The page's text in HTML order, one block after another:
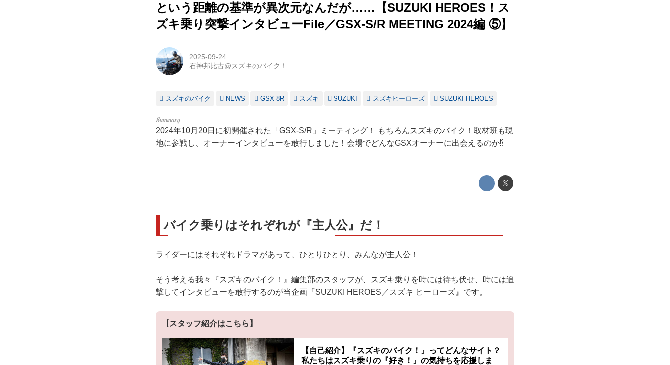
という距離の基準が異次元なんだが……【SUZUKI HEROES！ス
ズキ乗り突撃インタビューFile／GSX-S/R MEETING 2024編 ⑤】
2025-09-24
石神邦比古@スズキのバイク！
スズキのバイク NEWS GSX-8R スズキ SUZUKI スズキヒーローズ SUZUKI HEROES
2024年10月20日に初開催された「GSX-S/R」ミーティング！ もちろんスズキのバイク！取材班も現
地に参戦し、オーナーインタビューを敢行しました！会場でどんなGSXオーナーに出会えるのか⁉
バイク乗りはそれぞれが『主人公』だ！
ライダーにはそれぞれドラマがあって、ひとりひとり、みんなが主人公！
そう考える我々『スズキのバイク！』編集部のスタッフが、スズキ乗りを時には待ち伏せ、時には追
撃してインタビューを敢行するのが当企画『SUZUKI HEROES／スズキ ヒーローズ』です。
【スタッフ紹介はこちら】
【自己紹介】『スズキのバイク！』ってどんなサイト？
私たちはスズキ乗りの『好き！』の気持ちを応援しま